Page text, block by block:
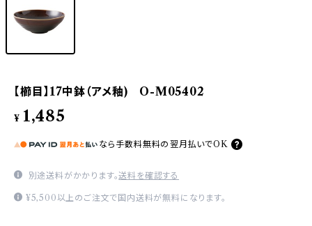
【櫛目】17中鉢（アメ釉) O-M05402
¥ 1,485
なら 手数料無料の 翌月払いでOK
別途送料がかかります。送料を確認する
¥5,500以上のご注文で国内送料が無料になります。